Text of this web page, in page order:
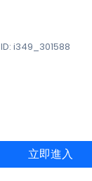
ID: i349_301588
立即進入